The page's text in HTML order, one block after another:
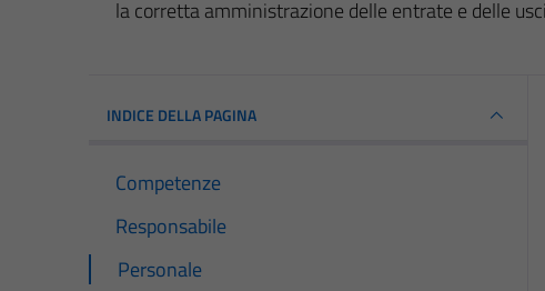
la corretta amministrazione delle entrate e delle
INDICE DELLA PAGINA
Competenze
Responsabile
Personale